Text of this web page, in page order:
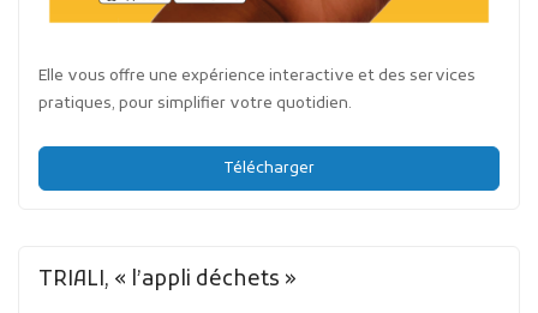
Elle vous offre une expérience interactive et des services
pratiques, pour simplifier votre quotidien.
Télécharger
TRIALI, « l’appli déchets »